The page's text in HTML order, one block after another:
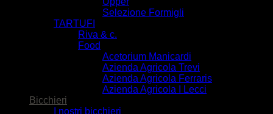
Selezione Formigli
TARTUFI
Riva & c.
Food
Acetorium Manicardi
Azienda Agricola Trevi
Azienda Agricola Ferraris
Azienda Agricola I Lecci
Bicchieri
I nostri bicchieri